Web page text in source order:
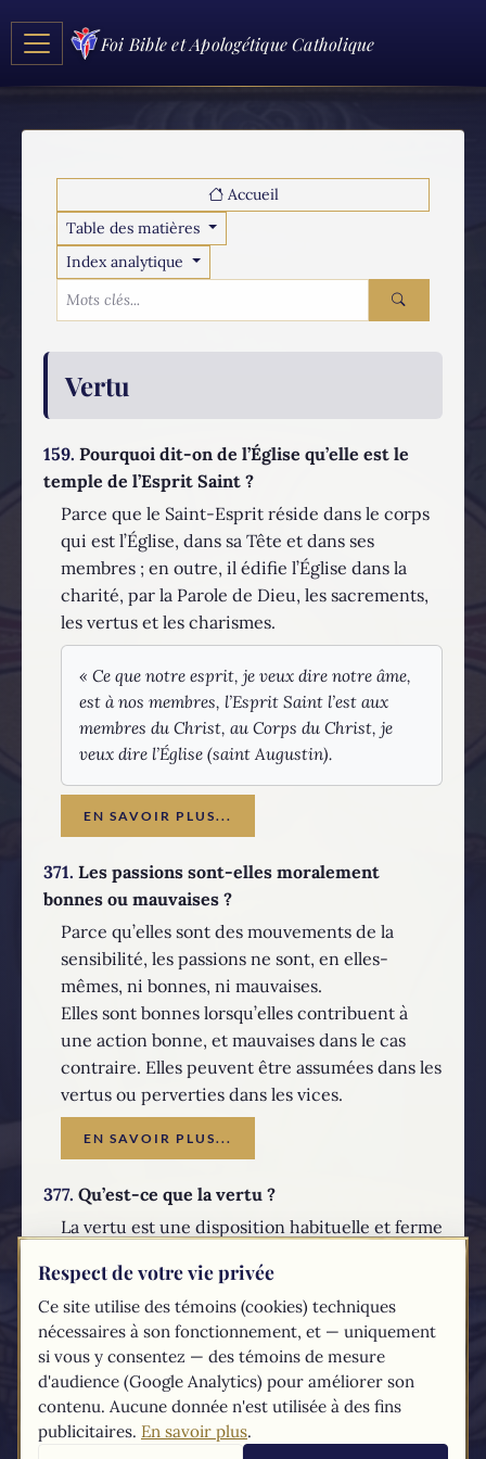
Foi Bible et Apologétique Catholique
Accueil
Table des matières
Index analytique
Vertu
159. Pourquoi dit-on de l’Église qu’elle est le
temple de l’Esprit Saint ?
Parce que le Saint-Esprit réside dans le corps
qui est l’Église, dans sa Tête et dans ses
membres ; en outre, il édifie l’Église dans la
charité, par la Parole de Dieu, les sacrements,
les vertus et les charismes.
« Ce que notre esprit, je veux dire notre âme,
est à nos membres, l’Esprit Saint l’est aux
membres du Christ, au Corps du Christ, je
veux dire l’Église (saint Augustin).
EN SAVOIR PLUS...
371. Les passions sont-elles moralement
bonnes ou mauvaises ?
Parce qu’elles sont des mouvements de la
sensibilité, les passions ne sont, en elles-
mêmes, ni bonnes, ni mauvaises.
Elles sont bonnes lorsqu’elles contribuent à
une action bonne, et mauvaises dans le cas
contraire. Elles peuvent être assumées dans les
vertus ou perverties dans les vices.
EN SAVOIR PLUS...
377. Qu’est-ce que la vertu ?
La vertu est une disposition habituelle et ferme
consiste à devenir semblable à Dieu » (saint
Grégoire de Nysse). Il existe des vertus
humaines et des vertus théologales.
EN SAVOIR PLUS...
Les textes duCompendiumdu catéchisme de l'Église catholique sont
Respect de votre vie privée
Ce site utilise des témoins (cookies) techniques
nécessaires à son fonctionnement, et — uniquement
si vous y consentez — des témoins de mesure
d'audience (Google Analytics) pour améliorer son
contenu. Aucune donnée n'est utilisée à des fins
publicitaires. En savoir plus.